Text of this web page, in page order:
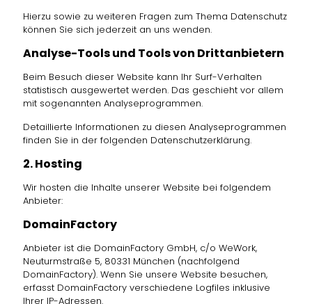
Hierzu sowie zu weiteren Fragen zum Thema Datenschutz
können Sie sich jederzeit an uns wenden.
Analyse-Tools und Tools von Dritt­anbietern
Beim Besuch dieser Website kann Ihr Surf-Verhalten
statistisch ausgewertet werden. Das geschieht vor allem
mit sogenannten Analyseprogrammen.
Detaillierte Informationen zu diesen Analyseprogrammen
finden Sie in der folgenden Datenschutzerklärung.
2. Hosting
Wir hosten die Inhalte unserer Website bei folgendem
Anbieter:
DomainFactory
Anbieter ist die DomainFactory GmbH, c/o WeWork,
Neuturmstraße 5, 80331 München (nachfolgend
DomainFactory). Wenn Sie unsere Website besuchen,
erfasst DomainFactory verschiedene Logfiles inklusive
Ihrer IP-Adressen.